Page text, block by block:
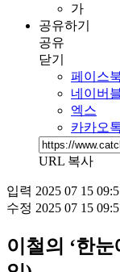
가
공유하기
공유
닫기
페이스
네이버
엑스
카카오
URL 복사
입력 2025 07 15
수정 2025 07 15
이철의 ‘한